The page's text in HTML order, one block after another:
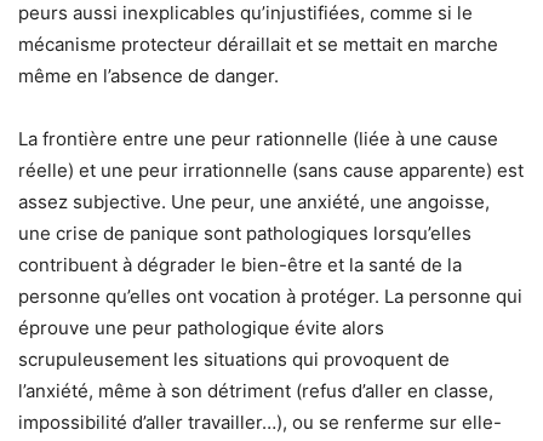
peurs aussi inexplicables qu’injustifiées, comme si le
mécanisme protecteur déraillait et se mettait en marche
même en l’absence de danger.
La frontière entre une peur rationnelle (liée à une cause
réelle) et une peur irrationnelle (sans cause apparente) est
assez subjective. Une peur, une anxiété, une angoisse,
une crise de panique sont pathologiques lorsqu’elles
contribuent à dégrader le bien-être et la santé de la
personne qu’elles ont vocation à protéger. La personne qui
éprouve une peur pathologique évite alors
scrupuleusement les situations qui provoquent de
l’anxiété, même à son détriment (refus d’aller en classe,
impossibilité d’aller travailler…), ou se renferme sur elle-